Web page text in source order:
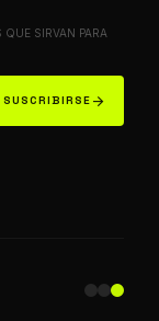
SIRVAN PARA
SUSCRIBIRSE arrow_forward